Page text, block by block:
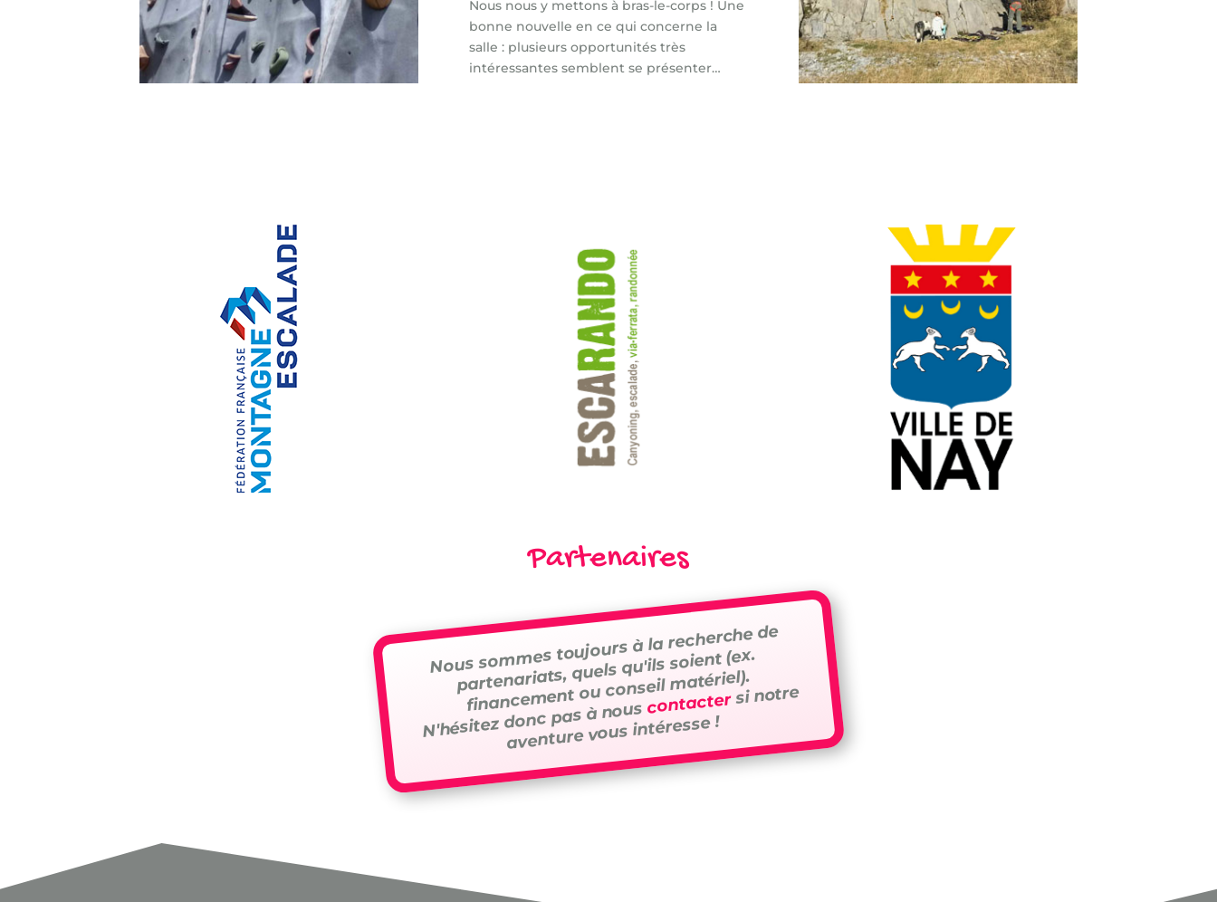
Nous nous y mettons à bras-le-corps ! Une
bonne nouvelle en ce qui concerne la
salle : plusieurs opportunités très
intéressantes semblent se présenter…
Partenaires
Nous sommes toujours à la recherche de
partenariats, quels qu'ils soient (ex.
financement ou conseil matériel).
N'hésitez donc pas à nouscontactersi notre
aventure vous intéresse !